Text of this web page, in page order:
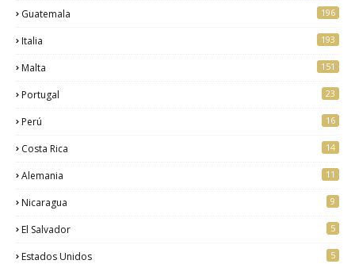
Guatemala 196
Italia 193
Malta 151
Portugal 23
Perú 16
Costa Rica 14
Alemania 11
Nicaragua 9
El Salvador 5
Estados Unidos 5